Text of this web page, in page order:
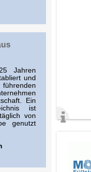
Jahren
und
Ein
ist
von
genutzt